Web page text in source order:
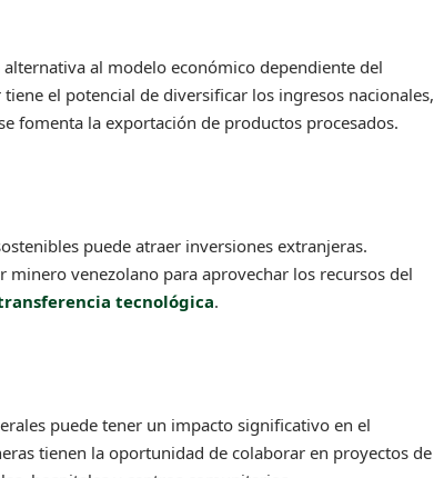
al modelo económico dependiente del
el potencial de diversificar los ingresos nacionales,
fomenta la exportación de productos procesados.
puede atraer inversiones extranjeras.
minero venezolano para aprovechar los recursos del
tecnológica.
puede tener un impacto significativo en el
tienen la oportunidad de colaborar en proyectos de